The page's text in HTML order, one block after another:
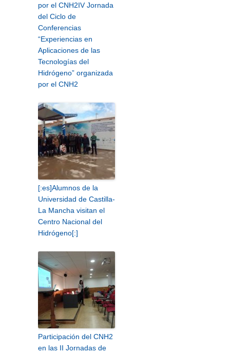
por el CNH2IV Jornada
del Ciclo de
Conferencias
“Experiencias en
Aplicaciones de las
Tecnologías del
Hidrógeno” organizada
por el CNH2
[:es]Alumnos de la
Universidad de Castilla-
La Mancha visitan el
Centro Nacional del
Hidrógeno[:]
Participación del CNH2
en las II Jornadas de